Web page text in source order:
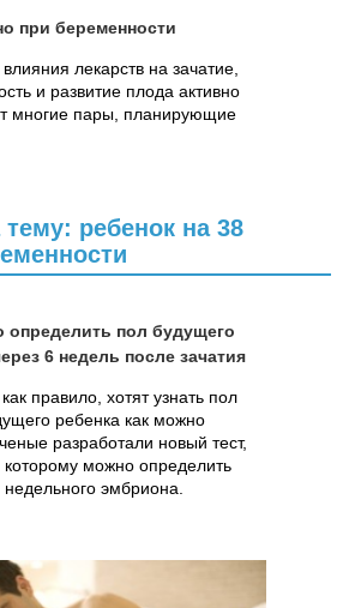
при беременности
лекарств на зачатие,
и развитие плода активно
многие пары, планирующие
ребенок на 38
определить пол будущего
6 недель после зачатия
правило, хотят узнать пол
ребенка как можно
разработали новый тест,
которому можно определить
эмбриона.